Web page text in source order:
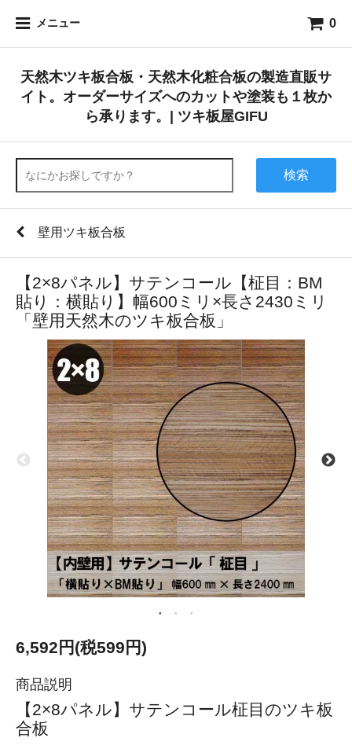
メニュー 0
天然木ツキ板合板・天然木化粧合板の製造直販サ
イト。オーダーサイズへのカットや塗装も１枚か
ら承ります。| ツキ板屋GIFU
検索
壁用ツキ板合板
【2×8パネル】サテンコール【柾目：BM
貼り：横貼り】幅600ミリ×長さ2430ミリ
「壁用天然木のツキ板合板」
6,592円(税599円)
商品説明
【2×8パネル】サテンコール柾目のツキ板
合板